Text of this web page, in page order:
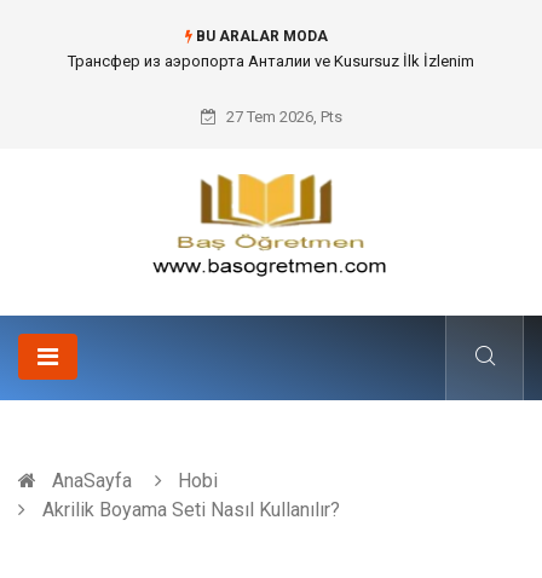
BU ARALAR MODA
Kafes Sandık ve Peyzaj Mimarisinde Dev Bitkilerin Transferi
27 Tem 2026, Pts
AnaSayfa
Hobi
Akrilik Boyama Seti Nasıl Kullanılır?